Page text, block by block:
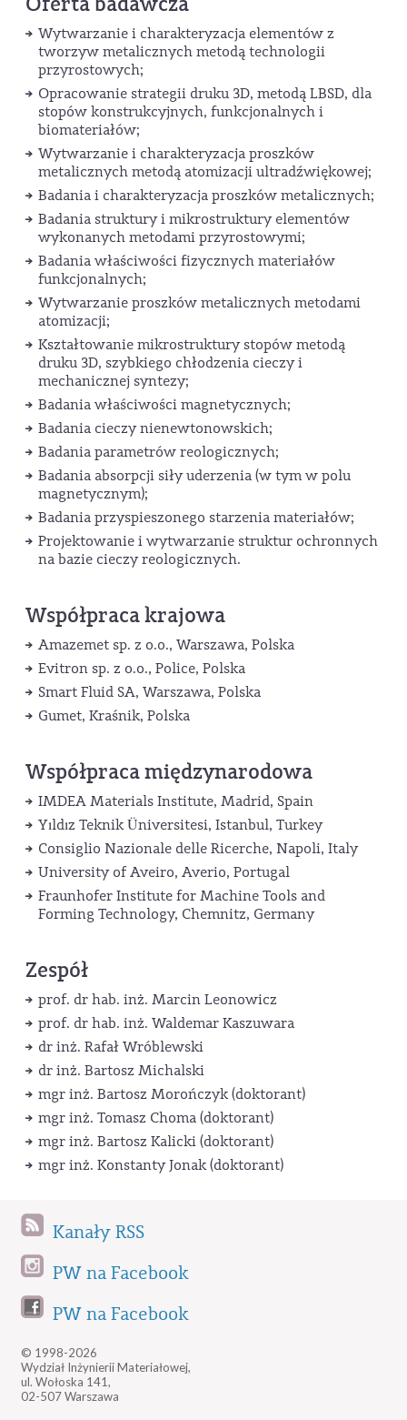
Wytwarzanie i charakteryzacja elementów z
tworzyw metalicznych metodą technologii
przyrostowych;
Opracowanie strategii druku 3D, metodą LBSD, dla
stopów konstrukcyjnych, funkcjonalnych i
biomateriałów;
Wytwarzanie i charakteryzacja proszków
metalicznych metodą atomizacji ultradźwiękowej;
Badania i charakteryzacja proszków metalicznych;
Badania struktury i mikrostruktury elementów
wykonanych metodami przyrostowymi;
Badania właściwości fizycznych materiałów
funkcjonalnych;
Wytwarzanie proszków metalicznych metodami
atomizacji;
Kształtowanie mikrostruktury stopów metodą
druku 3D, szybkiego chłodzenia cieczy i
mechanicznej syntezy;
Badania właściwości magnetycznych;
Badania cieczy nienewtonowskich;
Badania parametrów reologicznych;
Badania absorpcji siły uderzenia (w tym w polu
magnetycznym);
Badania przyspieszonego starzenia materiałów;
Projektowanie i wytwarzanie struktur ochronnych
na bazie cieczy reologicznych.
Współpraca krajowa
Amazemet sp. z o.o., Warszawa, Polska
Evitron sp. z o.o., Police, Polska
Smart Fluid SA, Warszawa, Polska
Gumet, Kraśnik, Polska
Współpraca międzynarodowa
IMDEA Materials Institute, Madrid, Spain
Yıldız Teknik Üniversitesi, Istanbul, Turkey
Consiglio Nazionale delle Ricerche, Napoli, Italy
University of Aveiro, Averio, Portugal
Fraunhofer Institute for Machine Tools and
Forming Technology, Chemnitz, Germany
Zespół
prof. dr hab. inż. Marcin Leonowicz
prof. dr hab. inż. Waldemar Kaszuwara
dr inż. Rafał Wróblewski
dr inż. Bartosz Michalski
mgr inż. Bartosz Morończyk (doktorant)
mgr inż. Tomasz Choma (doktorant)
mgr inż. Bartosz Kalicki (doktorant)
mgr inż. Konstanty Jonak (doktorant)
Kanały RSS
PW na Facebook
PW na Facebook
© 1998-2026
Wydział Inżynierii Materiałowej,
ul. Wołoska 141,
02-507 Warszawa